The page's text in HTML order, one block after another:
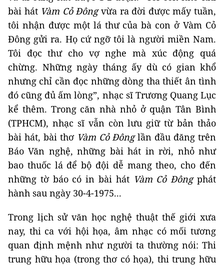
bài hát Vàm Cỏ Đôngvừa ra đời được mấy tuần,
tôi nhận được một lá thư của bà con ở Vàm Cỏ
Đông gửi ra. Họ cứ ngỡ tôi là người miền Nam.
Tôi đọc thư cho vợ nghe mà xúc động quá
chừng. Những ngày tháng ấy dù có gian khổ
nhưng chỉ cần đọc những dòng tha thiết ân tình
đó cũng đủ ấm lòng”, nhạc sĩ Trương Quang Lục
kể thêm. Trong căn nhà nhỏ ở quận Tân Bình
(TPHCM), nhạc sĩ vẫn còn lưu giữ từ bản thảo
bài hát, bài thơ Vàm Cỏ Đônglần đầu đăng trên
Báo Văn nghệ, những bài hát in rời, nhỏ như
bao thuốc lá để bộ đội dễ mang theo, cho đến
những tờ báo có in bài hátVàm Cỏ Đôngphát
hành sau ngày 30-4-1975...
Trong lịch sử văn học nghệ thuật thế giới xưa
nay, thi ca với hội họa, âm nhạc có mối tương
quan định mệnh như người ta thường nói: Thi
trung hữu họa (trong thơ có họa), thi trung hữu